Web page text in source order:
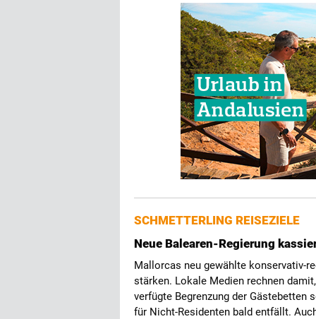
SCHMETTERLING REISEZIELE
Neue Balearen-Regierung
Mallorcas neu gewählte konservativ-
stärken. Lokale Medien rechnen
verfügte Begrenzung der
für Nicht-Residenten bald entfällt.